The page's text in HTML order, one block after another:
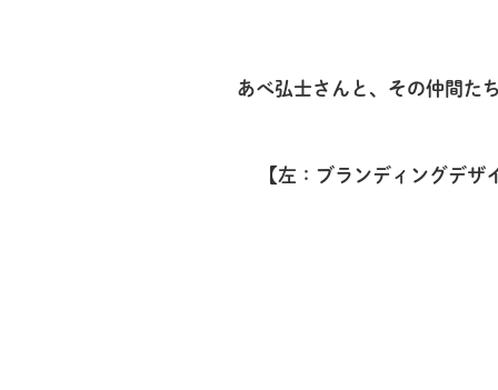
あべ弘士さんと、その仲間た
【左：ブランディングデ